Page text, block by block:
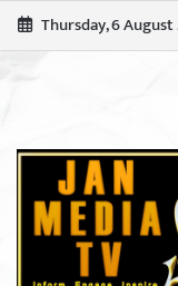
Skip
to
Thursday, 6